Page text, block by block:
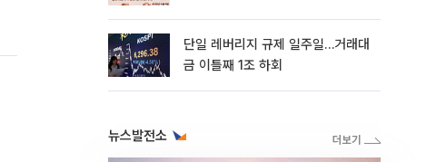
단일 레버리지 규제 일주일…거래대
금 이틀째 1조 하회
뉴스발전소